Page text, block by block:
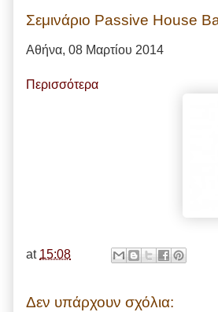
Σεμινάριο Passive House
Αθήνα, 08 Μαρτίου 2014
Περισσότερα
at 15:08
Δεν υπάρχουν σχόλια: